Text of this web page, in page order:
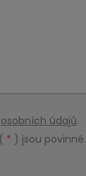
osobních údajů.
* ) jsou povinné.